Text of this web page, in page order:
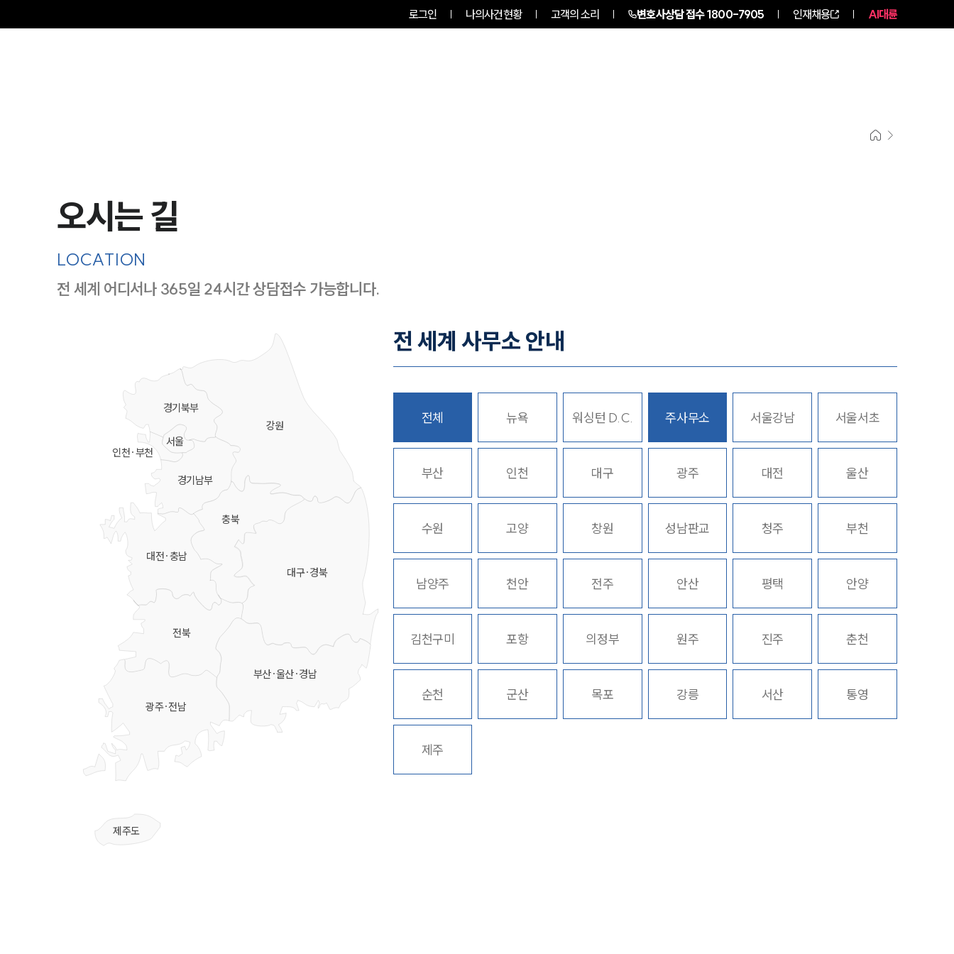
로그인 나의사건현황 고객의 소리 변호사상담 접수1800-7905 인재채용 AI대륜
주요 업무사례
사례분석/최신동향
법률정보
법률지식인
고객후기
업무분야
스포츠엔터테인먼트그룹 업무
전체
구성원 소개
엔터테인먼트전문변호사
오시는 길
LOCATION
전 세계 어디서나 365일 24시간 상담접수 가능합니다.
강원
충북
대전·충남
대구·경북
부산·울산·경남
전북
광주·전남
제주도
경기북부
경기남부
서울
인천·부천
전 세계 사무소 안내
전체 뉴욕 워싱턴 D.C. 주사무소 서울강남 서울서초
부산 인천 대구 광주 대전 울산
수원 고양 창원 성남판교 청주 부천
남양주 천안 전주 안산 평택 안양
김천구미 포항 의정부 원주 진주 춘천
순천 군산 목포 강릉 서산 통영
제주